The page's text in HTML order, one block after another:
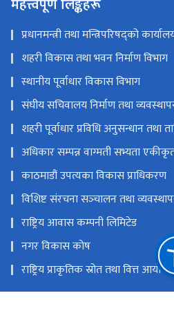
महत्त्वपूर्ण लिङ्कहरू
प्रधानमन्त्री तथा मन्त्रिपरिषद्को
शहरी विकास तथा भवन निर्माण विभाग
स्थानीय पूर्वाधार विकास विभाग
संघीय सचिवालय निर्माण तथा
शहरी पूर्वाधार प्रविधि अनुसन्धान तथा
अधिकार सम्पन्न वाग्मती सभ्यता
काठमाडौं उपत्यका विकास प्राधिकरण
विशिष्ट संरचना सञ्‍चालन तथा
राष्ट्रिय आवास कम्पनी लिमिटेड
नगर विकास कोष
राष्ट्रिय प्राकृतिक स्रोत तथा वित्त आयोग